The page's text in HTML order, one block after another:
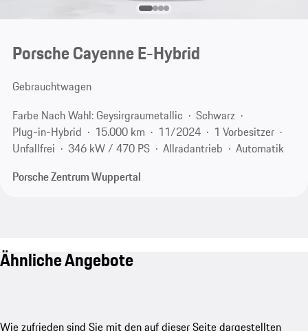
Porsche Cayenne E-Hybrid
Gebrauchtwagen
Farbe Nach Wahl: Geysirgraumetallic
Schwarz
Plug-in-Hybrid
15.000 km 11/2024
1 Vorbesitzer
Unfallfrei
346 kW / 470 PS Allradantrieb
Automatik
Porsche Zentrum Wuppertal
Ähnliche Angebote
Wie zufrieden sind Sie mit den auf dieser Seite dargestellten